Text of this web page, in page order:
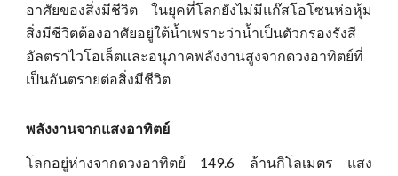
อาศัยของสิ่งมีชีวิต ในยุคที่โลกยังไม่มีแก๊สโอโซนห่อหุ้ม
สิ่งมีชีวิตต้องอาศัยอยู่ใต้น้ำเพราะว่าน้ำเป็นตัวกรองรังสี
อัลตราไวโอเล็ตและอนุภาคพลังงานสูงจากดวงอาทิตย์ที่
เป็นอันตรายต่อสิ่งมีชีวิต
พลังงานจากแสงอาทิตย์
โลกอยู่ห่างจากดวงอาทิตย์ 149.6 ล้านกิโลเมตร แสง